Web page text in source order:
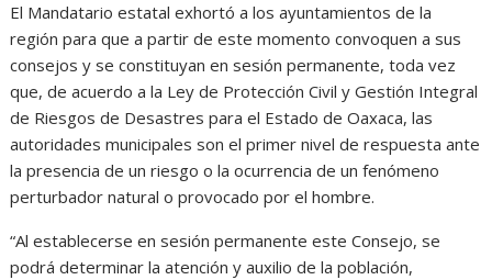
El Mandatario estatal exhortó a los ayuntamientos de la
región para que a partir de este momento convoquen a sus
consejos y se constituyan en sesión permanente, toda vez
que, de acuerdo a la Ley de Protección Civil y Gestión Integral
de Riesgos de Desastres para el Estado de Oaxaca, las
autoridades municipales son el primer nivel de respuesta ante
la presencia de un riesgo o la ocurrencia de un fenómeno
perturbador natural o provocado por el hombre.
“Al establecerse en sesión permanente este Consejo, se
podrá determinar la atención y auxilio de la población,